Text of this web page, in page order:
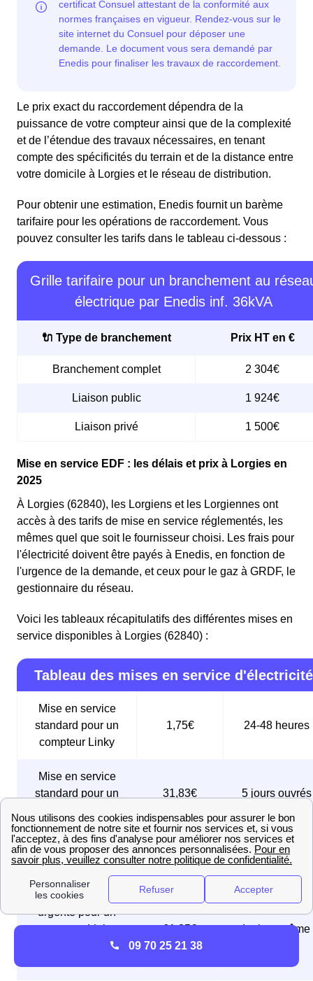
Le prix exact du raccordement dépendra de la
puissance de votre compteur ainsi que de la complexité
et de l’étendue des travaux nécessaires, en tenant
compte des spécificités du terrain et de la distance entre
votre domicile à Lorgies et le réseau de distribution.
Pour obtenir une estimation, Enedis fournit un barème
tarifaire pour les opérations de raccordement. Vous
pouvez consulter les tarifs dans le tableau ci-dessous :
Grille tarifaire pour un branchement au
électrique par Enedis inf. 36kVA
🔌 Type de branchement Prix HT en €
Branchement complet 2 304€
Liaison public 1 924€
Liaison privé 1 500€
Mise en service EDF : les délais et prix à Lorgies en
2025
À Lorgies (62840), les Lorgiens et les Lorgiennes ont
accès à des tarifs de mise en service réglementés, les
mêmes quel que soit le fournisseur choisi. Les frais pour
l'électricité doivent être payés à Enedis, en fonction de
l'urgence de la demande, et ceux pour le gaz à GRDF, le
gestionnaire du réseau.
Voici les tableaux récapitulatifs des différentes mises en
service disponibles à Lorgies (62840) :
Tableau des mises en service d'électricité
Mise en service
standard pour un
compteur Linky
1,75€ 24-48 heures
Mise en service
standard pour un
31,83€ 5 jours ouvrés
Mise en service
express
74,83€
sous 24 à 48
heures
Mise en service
urgente pour un
compteur Linky,
réalisée le jour
61,25€
Le jour même
09 70 25 21 38